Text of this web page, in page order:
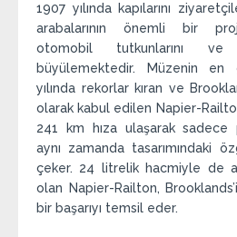
1907 yılında kapılarını
arabalarının önemli bir
otomobil tutkunlarını ve
büyülemektedir. Müzenin en
yılında rekorlar kıran ve
olarak kabul edilen Napier-
241 km hıza ulaşarak sadece
aynı zamanda tasarımındaki
çeker. 24 litrelik hacmiyle de
olan Napier-Railton,
bir başarıyı temsil eder.